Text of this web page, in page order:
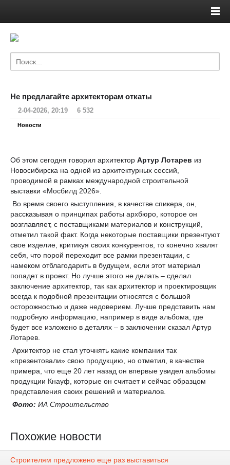
Не предлагайте архитекторам откаты
2-04-2026, 20:19 6 532
Новости
Об этом сегодня говорил архитектор Артур Лотарев из
Новосибирска на одной из архитектурных сессий,
проводимой в рамках международной строительной
выставки «Мосбилд 2026».
Во время своего выступления, в качестве спикера, он,
рассказывая о принципах работы архбюро, которое он
возглавляет, с поставщиками материалов и конструкций,
отметил такой факт. Когда некоторые поставщики презентуют
свое изделие, критикуя своих конкурентов, то конечно хвалят
себя, что порой переходит все рамки презентации, с
намеком отблагодарить в будущем, если этот материал
попадет в проект. Но лучше этого не делать – сделал
заключение архитектор, так как архитектор и проектировщик
всегда к подобной презентации относятся с большой
осторожностью и даже недоверием. Лучше представить нам
подробную информацию, например в виде альбома, где
будет все изложено в деталях – в заключении сказал Артур
Лотарев.
Архитектор не стал уточнять какие компании так
«презентовали» свою продукцию, но отметил, в качестве
примера, что еще 20 лет назад он впервые увидел альбомы
продукции Кнауф, которые он считает и сейчас образцом
представления своих решений и материалов.
Фото: ИА Строительство
Похожие новости
Строителям предложено еще раз выставиться